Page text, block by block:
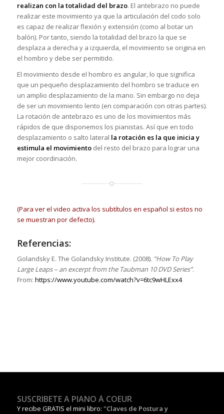
realizan con la totalidad del brazo. El antebrazo no puede
realizar este movimiento ya que la articulación del codo solo
es capaz de realizar flexión y extensión (como al botar un
balón). Por tanto, siendo la totalidad del brazo la que se
desplaza a derecha y a izquierda, el movimiento se origina en
el hombro y debe ser permitido.
El movimiento desde el hombro es angular, lo que significa
que un pequeño desplazamiento del hombro se traduce en
un amplio desplazamiento de la mano. Sin embargo no deja
de ser un movimiento lento (en comparación con otras partes).
La rotación de antebrazo es uno de los movimientos más
rápidos de que disponemos los pianistas. Así que en todo
desplazamiento o salto lateral la rotación es la que inicia y
estimula el movimientodel resto del brazo para lograr una
mejor coordinación.
(Para ver el video activa los subtítulos en español si estos no
se muestran por defecto).
Referencias:
Golandsky E. The Golandsky Institute. (2008). “How To Play
Large Leaps – an excerpt from the Taubman 10 DVD Series”.
From: https://www.youtube.com/watch?v=6tc9wHLExx4
SUSCRIBETE A PIANO À COEUR
Y recibe GRATIS el mini libro: "Claves de Postura y